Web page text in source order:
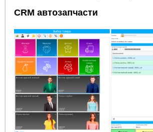
CRM автозапчасти